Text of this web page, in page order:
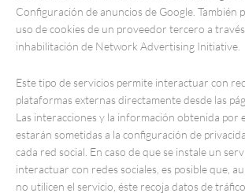
Configuración de anuncios de Google. También
uso de cookies de un proveedor tercero a
inhabilitación de Network Advertising Initiative.
Este tipo de servicios permite interactuar con
plataformas externas directamente desde las
Las interacciones y la información obtenida por
estarán sometidas a la configuración de
cada red social. En caso de que se instale un
interactuar con redes sociales, es posible que,
no utilicen el servicio, éste recoja datos de